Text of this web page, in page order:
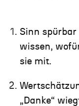
Sinn
wissen,
sie mit.
„Danke“